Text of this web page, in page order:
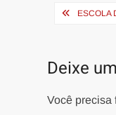
Post
ESCOLA
Deixe
Você precisa